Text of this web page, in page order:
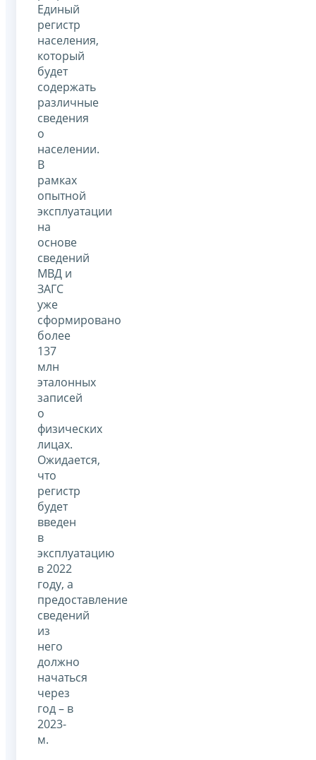
Единый
регистр
населения,
который
будет
содержать
различные
сведения
о
населении.
В
рамках
опытной
эксплуатации
на
основе
сведений
МВД и
ЗАГС
уже
сформировано
более
137
млн
эталонных
записей
о
физических
лицах.
Ожидается,
что
регистр
будет
введен
в
эксплуатацию
в 2022
году, а
предоставление
сведений
из
него
должно
начаться
через
год – в
2023-
м.